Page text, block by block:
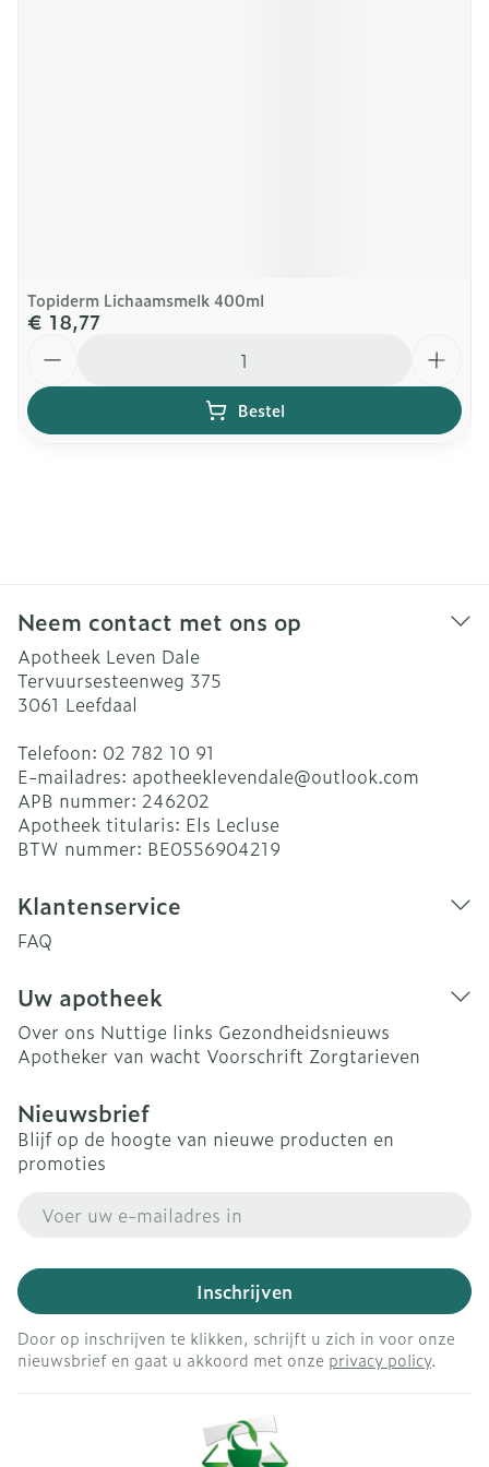
Topiderm Lichaamsmelk 400ml
€ 18,77
Bestel
Neem contact met ons op
Apotheek Leven Dale
Tervuursesteenweg 375
3061 Leefdaal
Telefoon: 02 782 10 91
E-mailadres: apotheeklevendale@outlook.com
APB nummer: 246202
Apotheek titularis: Els Lecluse
BTW nummer: BE0556904219
Klantenservice
FAQ
Uw apotheek
Over ons Nuttige links Gezondheidsnieuws
Apotheker van wacht Voorschrift Zorgtarieven
Nieuwsbrief
Blijf op de hoogte van nieuwe producten en
promoties
Inschrijven
Door op inschrijven te klikken, schrijft u zich in voor onze
nieuwsbrief en gaat u akkoord met onze privacy policy.